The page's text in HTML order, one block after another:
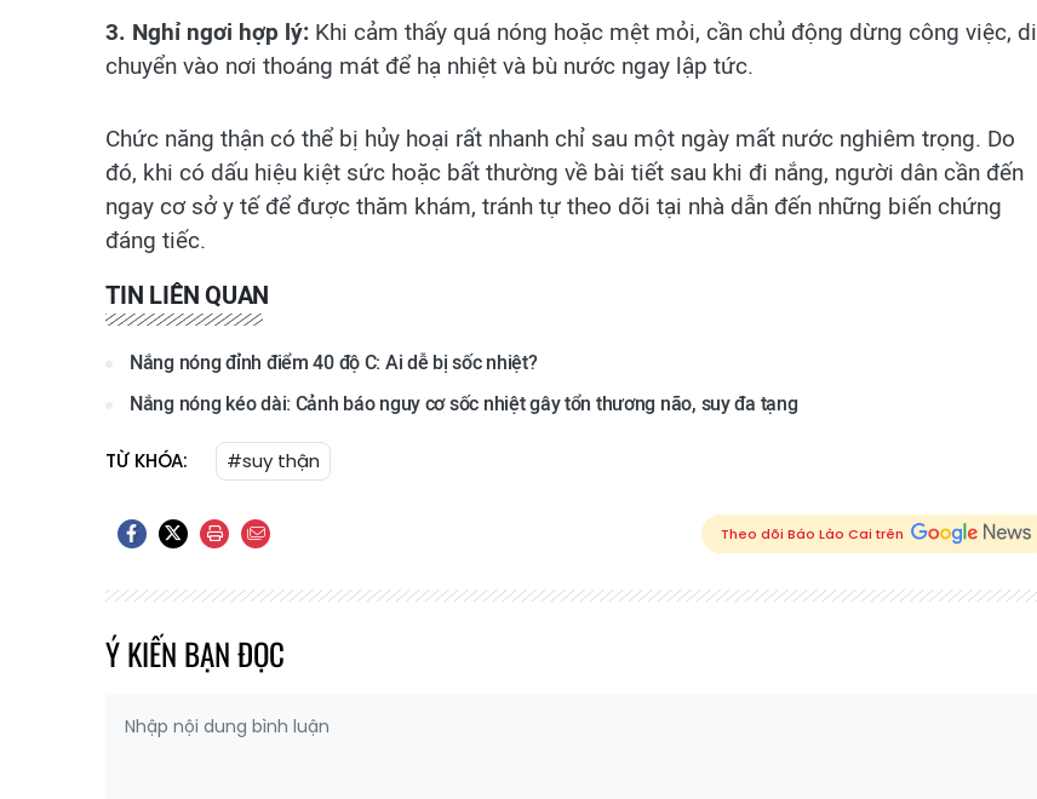
3. Nghỉ ngơi hợp lý: Khi cảm thấy quá nóng hoặc mệt mỏi, cần chủ động dừng công việc, di
chuyển vào nơi thoáng mát để hạ nhiệt và bù nước ngay lập tức.
Chức năng thận có thể bị hủy hoại rất nhanh chỉ sau một ngày mất nước nghiêm trọng. Do
đó, khi có dấu hiệu kiệt sức hoặc bất thường về bài tiết sau khi đi nắng, người dân cần đến
ngay cơ sở y tế để được thăm khám, tránh tự theo dõi tại nhà dẫn đến những biến chứng
đáng tiếc.
TIN LIÊN QUAN
Nắng nóng đỉnh điểm 40 độ C: Ai dễ bị sốc nhiệt?
Nắng nóng kéo dài: Cảnh báo nguy cơ sốc nhiệt gây tổn thương não, suy đa tạng
TỪ KHÓA: #suy thận
Theo dõi Báo Lào Cai trên
Ý KIẾN BẠN ĐỌC